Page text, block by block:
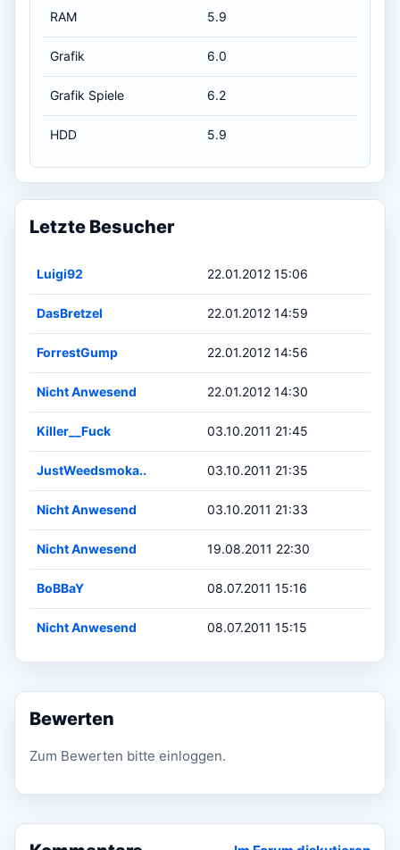
RAM 5.9
Grafik 6.0
Grafik Spiele 6.2
HDD 5.9
Letzte Besucher
Luigi92 22.01.2012 15:06
DasBretzel 22.01.2012 14:59
ForrestGump 22.01.2012 14:56
Nicht Anwesend 22.01.2012 14:30
Killer__Fuck 03.10.2011 21:45
JustWeedsmoka.. 03.10.2011 21:35
Nicht Anwesend 03.10.2011 21:33
Nicht Anwesend 19.08.2011 22:30
BoBBaY 08.07.2011 15:16
Nicht Anwesend 08.07.2011 15:15
Bewerten
Zum Bewerten bitte einloggen.